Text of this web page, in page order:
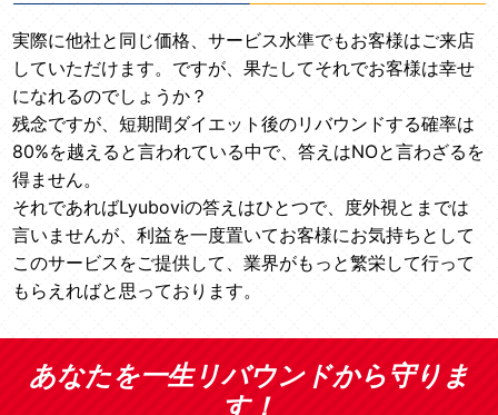
実際に他社と同じ価格、サービス水準でもお客様はご来店
していただけます。ですが、果たしてそれでお客様は幸せ
になれるのでしょうか？
残念ですが、短期間ダイエット後のリバウンドする確率は
80%を越えると言われている中で、答えはNOと言わざるを
得ません。
それであればLyuboviの答えはひとつで、度外視とまでは
言いませんが、利益を一度置いてお客様にお気持ちとして
このサービスをご提供して、業界がもっと繁栄して行って
もらえればと思っております。
あなたを一生リバウンドから守りま
す！